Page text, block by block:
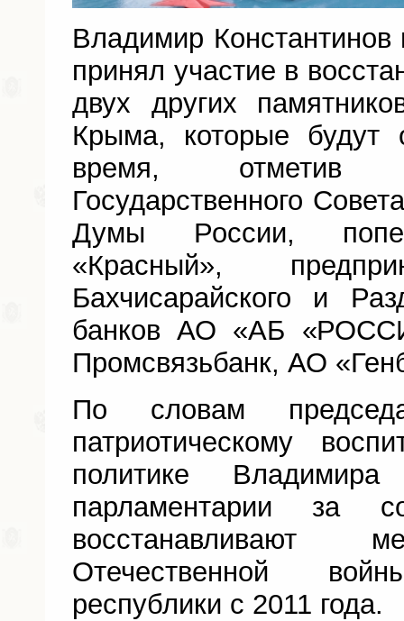
Владимир Константинов
принял участие в
двух других
Крыма, которые будут
время, отметив
Государственного
Думы России,
«Красный»,
Бахчисарайского и
банков АО «АБ
Промсвязьбанк, АО
По словам
патриотическому
политике
парламентарии за
восстанавливают
Отечественной
республики с 2011 года.